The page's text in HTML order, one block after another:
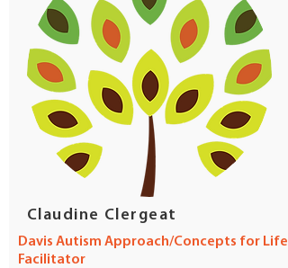
Claudine Clergeat
Davis Autism Approach/Concepts for Life
Facilitator